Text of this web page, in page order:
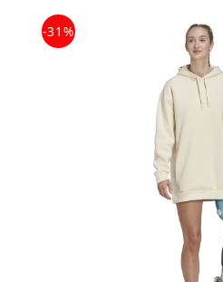
-31%